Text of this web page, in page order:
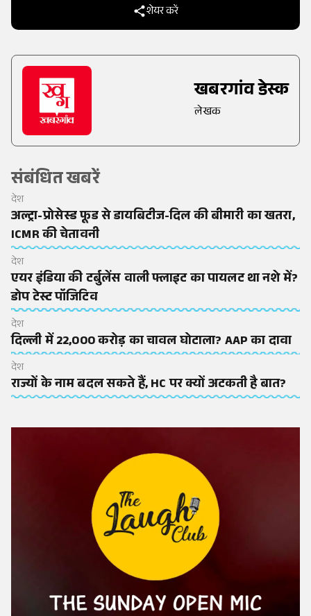
शेयर करें
खबरगांव डेस्क
लेखक
संबंधित खबरें
देश
अल्ट्रा-प्रोसेस्ड फूड से डायबिटीज-दिल की बीमारी का खतरा,
ICMR की चेतावनी
देश
एयर इंडिया की टर्बुलेंस वाली फ्लाइट का पायलट था नशे में?
डोप टेस्ट पॉजिटिव
देश
दिल्ली में 22,000 करोड़ का चावल घोटाला? AAP का दावा
देश
राज्यों के नाम बदल सकते हैं, HC पर क्यों अटकती है बात?